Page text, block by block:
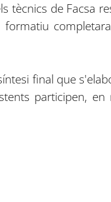
tècnics de Facsa
final que
participen,